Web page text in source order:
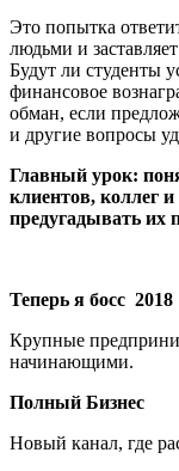
Это попытка
людьми и
Будут ли студенты
финансовое
обман, если
и другие вопросы
Главный урок:
клиентов, коллег
предугадывать их
Теперь я босс 2018
Крупные
начинающими.
Полный Бизнес
Новый канал, где